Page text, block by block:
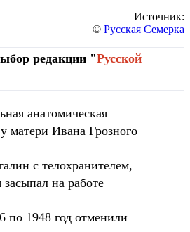
Источник:
© Русская Семерка
редакции "Русской
анатомическая
матери Ивана Грозного
с телохранителем,
на работе
по 1948 год отменили